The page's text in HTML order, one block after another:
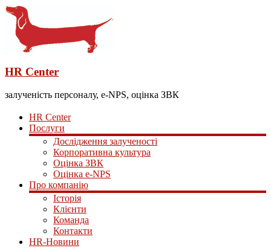
HR Center
залученість персоналу, e-NPS, оцінка ЗВК
HR Center
Послуги
Дослідження залученості
Корпоративна культура
Оцінка ЗВК
Оцінка e-NPS
Про компанію
Історія
Клієнти
Команда
Контакти
HR-Новини